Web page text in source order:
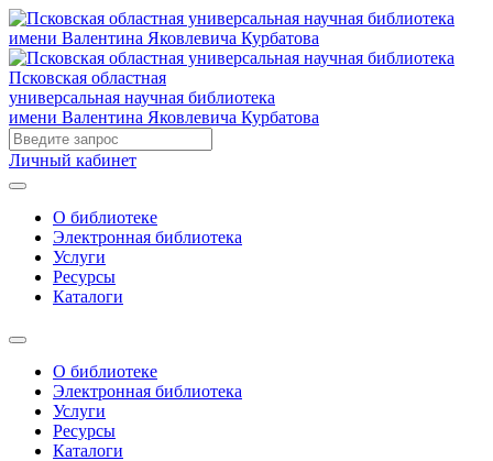
Псковская областная
универсальная научная библиотека
имени Валентина Яковлевича Курбатова
Личный кабинет
О библиотеке
Электронная библиотека
Услуги
Ресурсы
Каталоги
О библиотеке
Электронная библиотека
Услуги
Ресурсы
Каталоги